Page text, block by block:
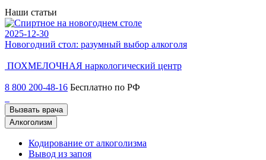
Наши статьи
2025-12-30
Новогодний стол: разумный выбор алкоголя
ПОХМЕЛОЧНАЯ наркологический центр
8 800 200-48-16 Бесплатно по РФ
Вызвать врача
Алкоголизм
Кодирование от алкоголизма
Вывод из запоя